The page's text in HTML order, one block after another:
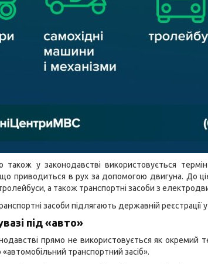
також у законодавстві використовується
приводиться в рух за допомогою двигуна. До
а також транспортні засоби з
засоби підлягають державній реєстрації
під «авто»
прямо не використовується як окремий
транспортний засіб».